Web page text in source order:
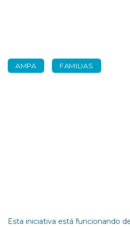
AMPA FAMILIAS
Esta iniciativa está funcionando